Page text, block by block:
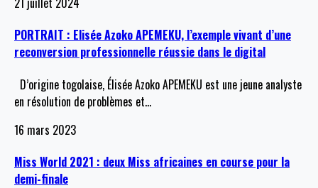
PORTRAIT : Elisée Azoko APEMEKU, l’exemple vivant d’une
reconversion professionnelle réussie dans le digital
D’origine togolaise, Élisée Azoko APEMEKU est une jeune analyste
en résolution de problèmes et…
16 mars 2023
Miss World 2021 : deux Miss africaines en course pour la
demi-finale